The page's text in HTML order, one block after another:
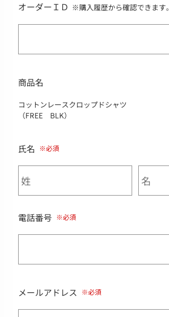
オーダーＩＤ ※購入履歴から確認できます。
商品名
コットンレースクロップドシャツ
（FREE BLK）
氏名
電話番号
メールアドレス